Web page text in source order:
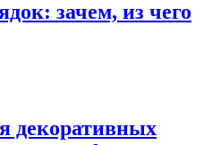
зачем, из чего
декоративных